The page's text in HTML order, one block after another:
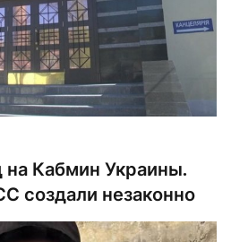
Кабмин Украины.
создали незаконно